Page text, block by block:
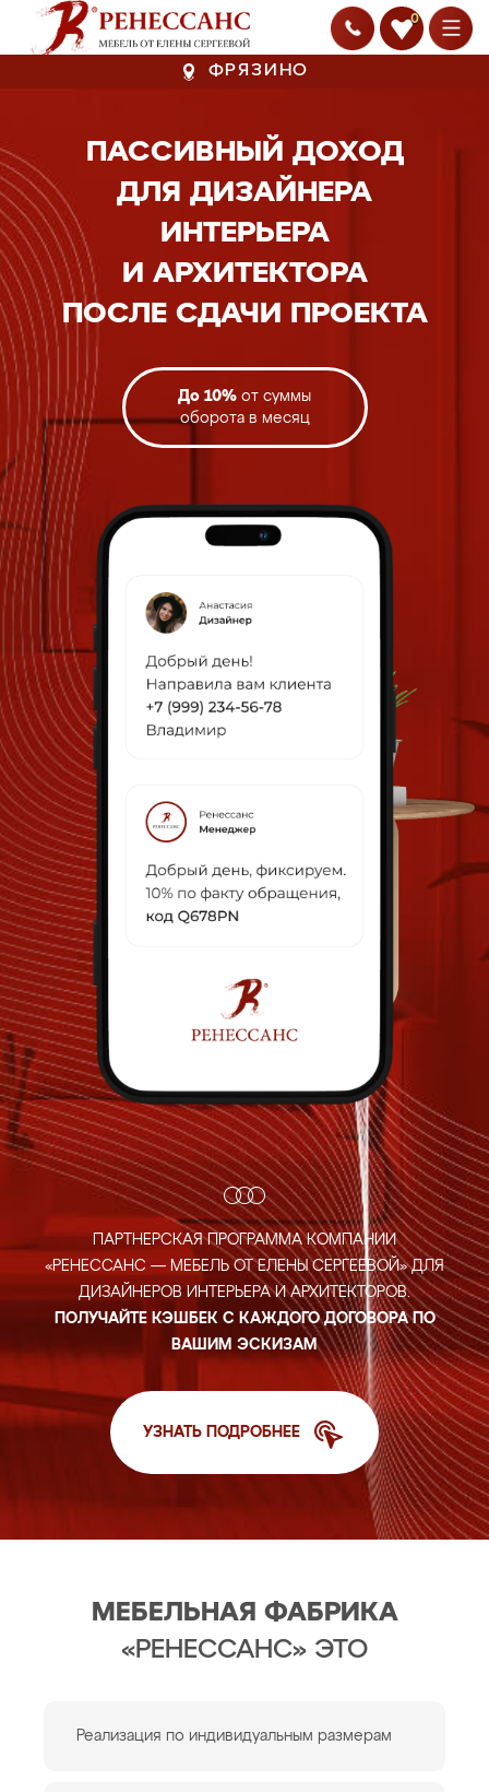
0
ФРЯЗИНО
ПАССИВНЫЙ ДОХОД
ДЛЯ ДИЗАЙНЕРА
ИНТЕРЬЕРА
И АРХИТЕКТОРА
ПОСЛЕ СДАЧИ ПРОЕКТА
До 10% от суммы
оборота в месяц
ПАРТНЕРСКАЯ ПРОГРАММА КОМПАНИИ
«РЕНЕССАНС — МЕБЕЛЬ ОТ ЕЛЕНЫ СЕРГЕЕВОЙ»ДЛЯ
ДИЗАЙНЕРОВ ИНТЕРЬЕРА И АРХИТЕКТОРОВ.
ПОЛУЧАЙТЕ КЭШБЕК С КАЖДОГО ДОГОВОРА ПО
ВАШИМ ЭСКИЗАМ
УЗНАТЬ ПОДРОБНЕЕ
МЕБЕЛЬНАЯ ФАБРИКА
«РЕНЕССАНС» ЭТО
Реализация по индивидуальным размерам